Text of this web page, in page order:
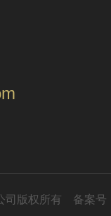
司版权所有 备案号